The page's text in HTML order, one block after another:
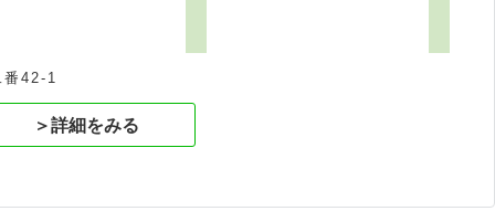
42-1
＞詳細をみる